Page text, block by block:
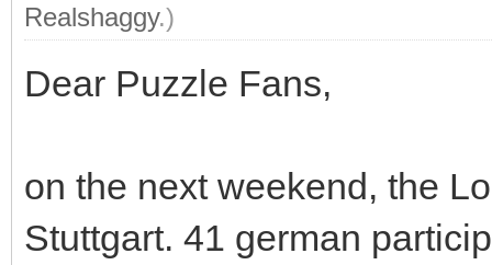
Realshaggy.)
Dear Puzzle Fans,
on the next weekend, the
Stuttgart. 41 german